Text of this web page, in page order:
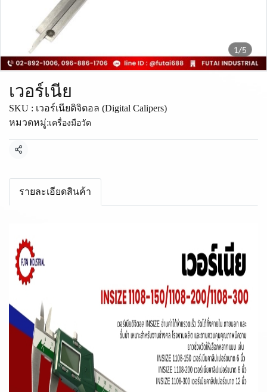
1/5
เวอร์เนีย
SKU : เวอร์เนียดิจิตอล (Digital Calipers)
หมวดหมู่:เครื่องมือวัด
แชร์
รายละเอียดสินค้า